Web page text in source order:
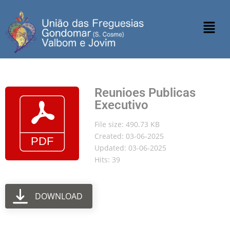
Reunioes Publicas
Executivo
File size: 490.73 KB
Created: 03-06-2025
Updated: 03-06-2025
Hits: 39
DOWNLOAD